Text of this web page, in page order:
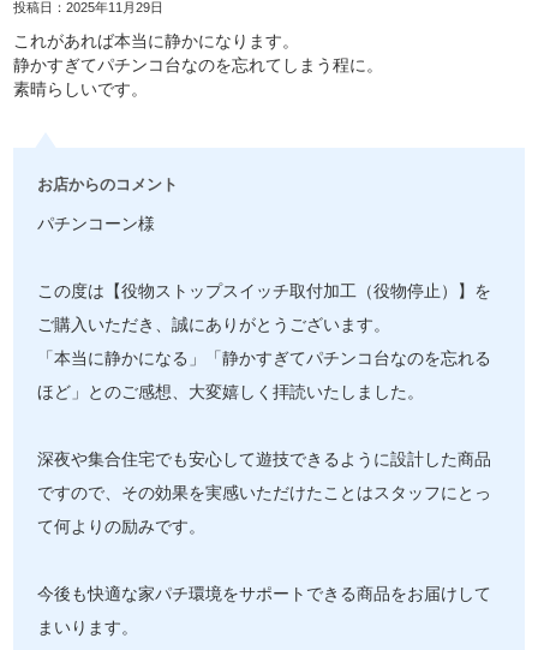
投稿日：2025年11月29日
これがあれば本当に静かになります。
静かすぎてパチンコ台なのを忘れてしまう程に。
素晴らしいです。
お店からのコメント
パチンコーン様
この度は【役物ストップスイッチ取付加工（役物停止）】を
ご購入いただき、誠にありがとうございます。
「本当に静かになる」「静かすぎてパチンコ台なのを忘れる
ほど」とのご感想、大変嬉しく拝読いたしました。
深夜や集合住宅でも安心して遊技できるように設計した商品
ですので、その効果を実感いただけたことはスタッフにとっ
て何よりの励みです。
今後も快適な家パチ環境をサポートできる商品をお届けして
まいります。